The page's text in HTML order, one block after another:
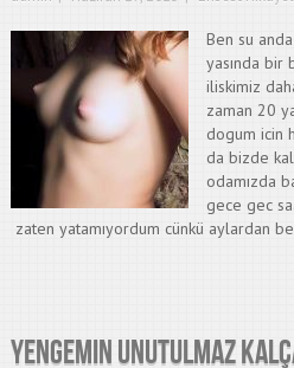
Ben su
yasında bir
iliskimiz
zaman 20
dogum icin
da bizde
odamızda
gece gec
zaten yatamıyordum cünkü aylardan
Yengemin unutulmaz